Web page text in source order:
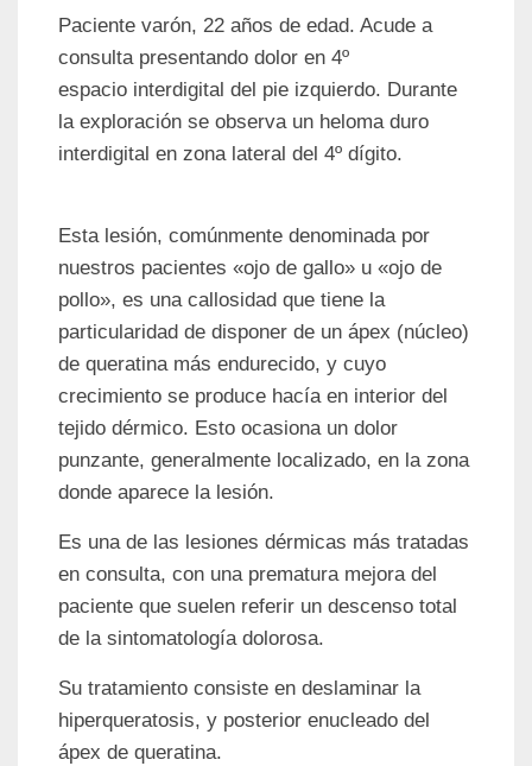
Paciente varón, 22 años de edad. Acude a
consulta presentando dolor en 4º
espacio interdigital del pie izquierdo. Durante
la exploración se observa un heloma duro
interdigital en zona lateral del 4º dígito.
Esta lesión, comúnmente denominada por
nuestros pacientes «ojo de gallo» u «ojo de
pollo», es una callosidad que tiene la
particularidad de disponer de un ápex (núcleo)
de queratina más endurecido, y cuyo
crecimiento se produce hacía en interior del
tejido dérmico. Esto ocasiona un dolor
punzante, generalmente localizado, en la zona
donde aparece la lesión.
Es una de las lesiones dérmicas más tratadas
en consulta, con una prematura mejora del
paciente que suelen referir un descenso total
de la sintomatología dolorosa.
Su tratamiento consiste en deslaminar la
hiperqueratosis, y posterior enucleado del
ápex de queratina.